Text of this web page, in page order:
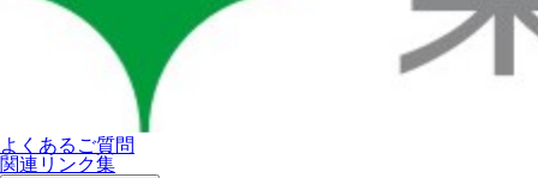
よくあるご質問
関連リンク集